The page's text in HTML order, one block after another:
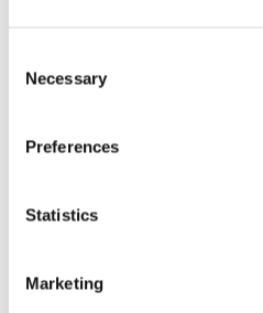
Selection
Necessary
Preferences
Statistics
Marketing
Novice iz industrije
Kakovost in certifikati